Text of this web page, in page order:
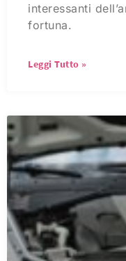
interessanti
fortuna.
Leggi Tutto »